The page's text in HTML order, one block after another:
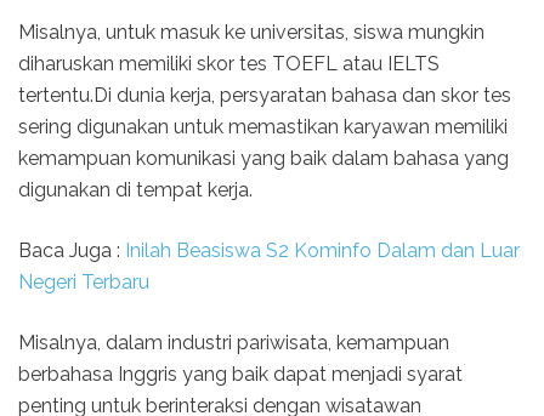
Misalnya, untuk masuk ke universitas, siswa mungkin
diharuskan memiliki skor tes TOEFL atau IELTS
tertentu.Di dunia kerja, persyaratan bahasa dan skor tes
sering digunakan untuk memastikan karyawan memiliki
kemampuan komunikasi yang baik dalam bahasa yang
digunakan di tempat kerja.
Baca Juga : Inilah Beasiswa S2 Kominfo Dalam dan Luar
Negeri Terbaru
Misalnya, dalam industri pariwisata, kemampuan
berbahasa Inggris yang baik dapat menjadi syarat
penting untuk berinteraksi dengan wisatawan